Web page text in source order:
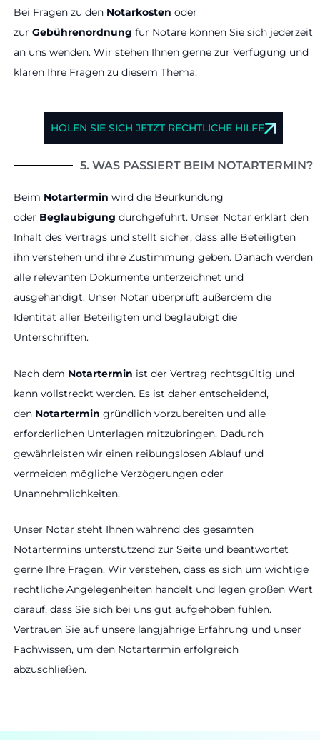
Bei Fragen zu den Notarkosten oder
zur Gebührenordnung für Notare können Sie sich jederzeit
an uns wenden. Wir stehen Ihnen gerne zur Verfügung und
klären Ihre Fragen zu diesem Thema.
HOLEN SIE SICH JETZT RECHTLICHE HILFE
5. WAS PASSIERT BEIM NOTARTERMIN?
Beim Notartermin wird die Beurkundung
oder Beglaubigung durchgeführt. Unser Notar erklärt den
Inhalt des Vertrags und stellt sicher, dass alle Beteiligten
ihn verstehen und ihre Zustimmung geben. Danach werden
alle relevanten Dokumente unterzeichnet und
ausgehändigt. Unser Notar überprüft außerdem die
Identität aller Beteiligten und beglaubigt die
Unterschriften.
Nach dem Notartermin ist der Vertrag rechtsgültig und
kann vollstreckt werden. Es ist daher entscheidend,
den Notartermin gründlich vorzubereiten und alle
erforderlichen Unterlagen mitzubringen. Dadurch
gewährleisten wir einen reibungslosen Ablauf und
vermeiden mögliche Verzögerungen oder
Unannehmlichkeiten.
Unser Notar steht Ihnen während des gesamten
Notartermins unterstützend zur Seite und beantwortet
gerne Ihre Fragen. Wir verstehen, dass es sich um wichtige
rechtliche Angelegenheiten handelt und legen großen Wert
darauf, dass Sie sich bei uns gut aufgehoben fühlen.
Vertrauen Sie auf unsere langjährige Erfahrung und unser
Fachwissen, um den Notartermin erfolgreich
abzuschließen.